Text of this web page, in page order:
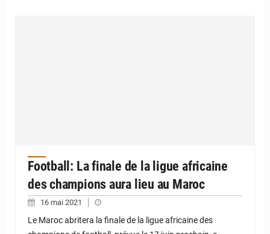
Football: La finale de la ligue africaine
des champions aura lieu au Maroc
16 mai 2021
Le Maroc abritera la finale de la ligue africaine des